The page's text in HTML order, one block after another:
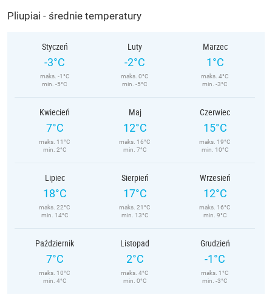
Pliupiai - średnie temperatury
Styczeń
-3°C
maks. -1°C
min. -5°C
Luty
-2°C
maks. 0°C
min. -5°C
Marzec
1°C
maks. 4°C
min. -3°C
Kwiecień
7°C
maks. 11°C
min. 2°C
Maj
12°C
maks. 16°C
min. 7°C
Czerwiec
15°C
maks. 19°C
min. 10°C
Lipiec
18°C
maks. 22°C
min. 14°C
Sierpień
17°C
maks. 21°C
min. 13°C
Wrzesień
12°C
maks. 16°C
min. 9°C
Październik
7°C
maks. 10°C
min. 4°C
Listopad
2°C
maks. 4°C
min. 0°C
Grudzień
-1°C
maks. 1°C
min. -3°C